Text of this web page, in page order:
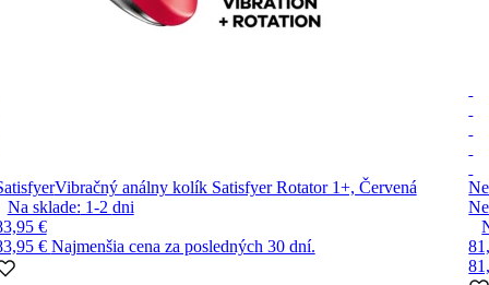
Vibračný análny kolík Satisfyer Rotator 1+, Červená
Na sklade: 1-2 dni
€
€ Najmenšia cena za posledných 30 dní.